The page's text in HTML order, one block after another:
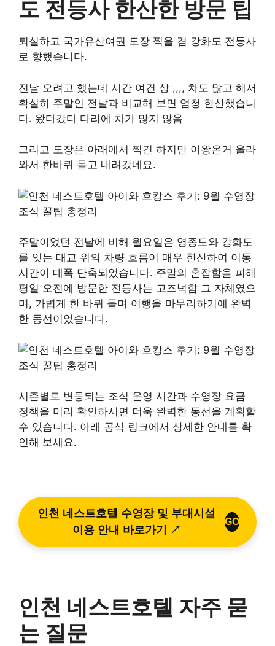
도 전등사 한산한 방문 팁
퇴실하고 국가유산여권 도장 찍을 겸 강화도 전등사
로 향했습니다.
전날 오려고 했는데 시간 여건 상 ,,,, 차도 많고 해서
확실히 주말인 전날과 비교해 보면 엄청 한산했습니
다. 왔다갔다 다리에 차가 많지 않음
그리고 도장은 아래에서 찍긴 하지만 이왕온거 올라
와서 한바퀴 돌고 내려갔네요.
주말이었던 전날에 비해 월요일은 영종도와 강화도
를 잇는 대교 위의 차량 흐름이 매우 한산하여 이동
시간이 대폭 단축되었습니다. 주말의 혼잡함을 피해
평일 오전에 방문한 전등사는 고즈넉함 그 자체였으
며, 가볍게 한 바퀴 돌며 여행을 마무리하기에 완벽
한 동선이었습니다.
시즌별로 변동되는 조식 운영 시간과 수영장 요금
정책을 미리 확인하시면 더욱 완벽한 동선을 계획할
수 있습니다. 아래 공식 링크에서 상세한 안내를 확
인해 보세요.
인천 네스트호텔 수영장 및 부대시설
이용 안내 바로가기 ↗
GO
인천 네스트호텔 자주 묻
는 질문